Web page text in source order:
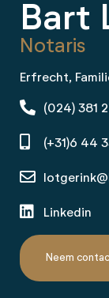
Bart
Notaris
Erfrecht,
(024) 381
(+31)6 44
Linkedin
Neem